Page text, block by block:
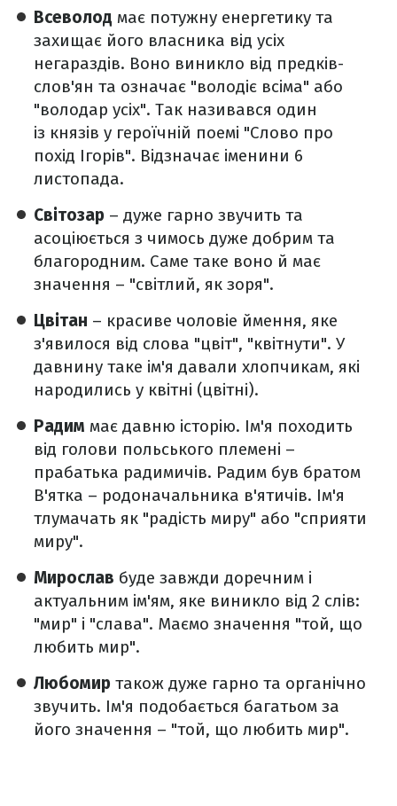
Всеволод має потужну енергетику та
захищає його власника від усіх
негараздів. Воно виникло від предків-
слов'ян та означає "володіє всіма" або
"володар усіх". Так називався один
із князів у героїчній поемі "Слово про
похід Ігорів". Відзначає іменини 6
листопада.
Світозар – дуже гарно звучить та
асоціюється з чимось дуже добрим та
благородним. Саме таке воно й має
значення – "світлий, як зоря".
Цвітан – красиве чоловіе ймення, яке
з'явилося від слова "цвіт", "квітнути". У
давнину таке ім'я давали хлопчикам, які
народились у квітні (цвітні).
Радим має давню історію. Ім'я походить
від голови польського племені –
прабатька радимичів. Радим був братом
В'ятка – родоначальника в'ятичів. Ім'я
тлумачать як "радість миру" або "сприяти
миру".
Мирослав буде завжди доречним і
актуальним ім'ям, яке виникло від 2 слів:
"мир" і "слава". Маємо значення "той, що
любить мир".
Любомир також дуже гарно та органічно
звучить. Ім'я подобається багатьом за
його значення – "той, що любить мир".